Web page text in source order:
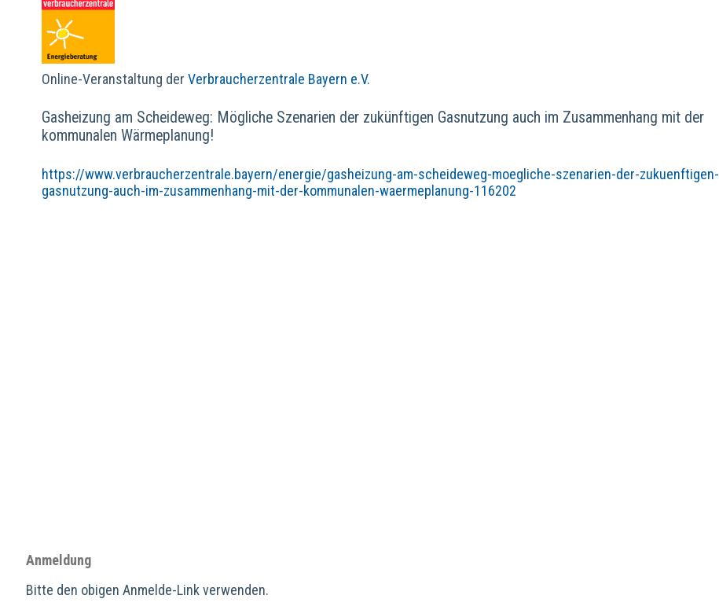
Online-Veranstaltung der Verbraucherzentrale Bayern e.V.
Gasheizung am Scheideweg: Mögliche Szenarien der zukünftigen Gasnutzung auch im Zusammenhang mit der
kommunalen Wärmeplanung!
https://www.verbraucherzentrale.bayern/energie/gasheizung-am-scheideweg-moegliche-szenarien-der-zukuenftigen-
gasnutzung-auch-im-zusammenhang-mit-der-kommunalen-waermeplanung-116202
Anmeldung
Bitte den obigen Anmelde-Link verwenden.